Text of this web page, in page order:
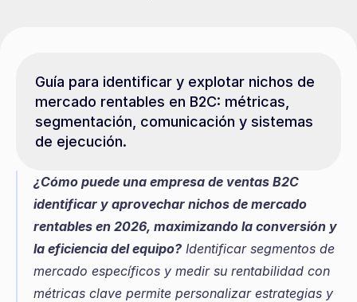
Guía para identificar y explotar nichos de
mercado rentables en B2C: métricas,
segmentación, comunicación y sistemas
de ejecución.
¿Cómo puede una empresa de ventas B2C
identificar y aprovechar nichos de mercado
rentables en 2026, maximizando la conversión y
la eficiencia del equipo? Identificar segmentos de
mercado específicos y medir su rentabilidad con
métricas clave permite personalizar estrategias y